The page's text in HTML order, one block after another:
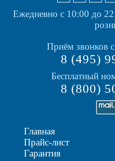
Ежедневно с 10:00 до
Приём звонков
8 (495)
Бесплатный
8 (800)
Главная
Прайс-лист
Гарантия